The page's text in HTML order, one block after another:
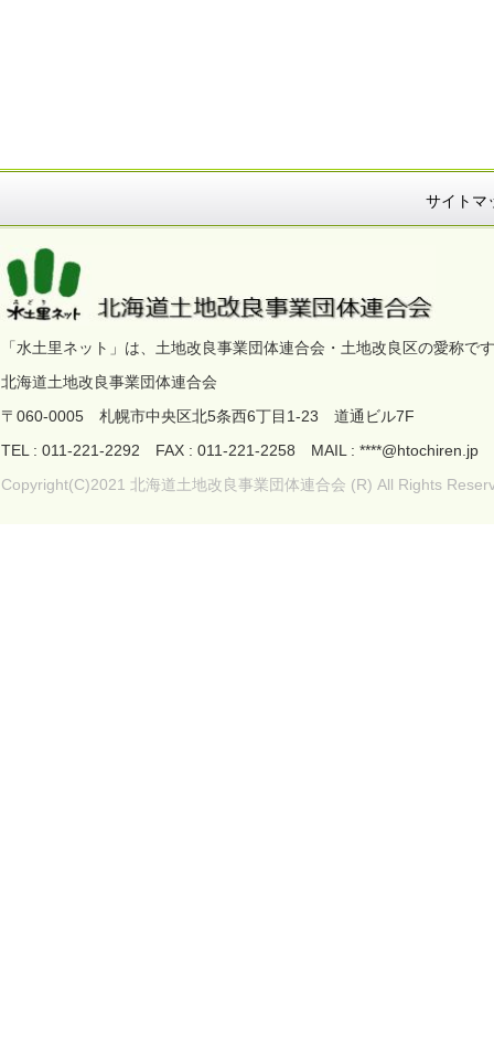
サイトマ
「水土里ネット」は、土地改良事業団体連合会・土地改良区の愛称で
北海道土地改良事業団体連合会
〒060-0005 札幌市中央区北5条西6丁目1-23 道通ビル7F
TEL : 011-221-2292 FAX : 011-221-2258 MAIL : ****@htochiren.jp
Copyright(C)2021 北海道土地改良事業団体連合会 (R) All Rights